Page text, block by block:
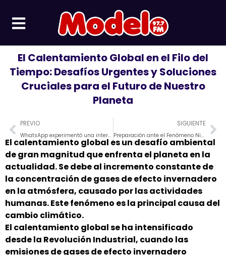
contenido
El Calentamiento Global en el Filo del
Tiempo: Desafíos Urgentes y Soluciones
Cruciales para el Futuro de Nuestro
Planeta
Prev
PREVIO
WhatsApp experimentó una interrupción a nivel mundial
SIGUIENTE
Preparación ante el Fenómeno Niño: Consejos Esenciales
El calentamiento global es un desafío ambiental
de gran magnitud que enfrenta el planeta en la
actualidad. Se debe al incremento constante de
la concentración de gases de efecto invernadero
en la atmósfera, causado por las actividades
humanas. Este fenómeno es la principal causa del
cambio climático.
El calentamiento global se ha intensificado
desde la Revolución Industrial, cuando las
emisiones de gases de efecto invernadero